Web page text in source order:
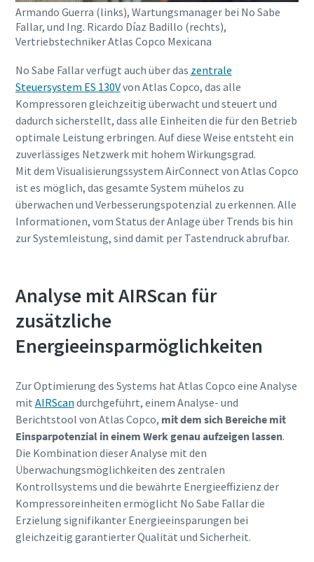
Alles, was Sie über Ihren pneumatischen
Förderprozess wissen müssen
Entdecken Sie, wie Sie einen effizienteren pneumatischen
Förderprozess schaffen können.
Erfahren Sie mehr
Armando Guerra (links), Wartungsmanager bei No Sabe
Fallar, und Ing. Ricardo Díaz Badillo (rechts),
Vertriebstechniker Atlas Copco Mexicana
No Sabe Fallar verfügt auch über das zentrale
Steuersystem ES 130Vvon Atlas Copco, das alle
Kompressoren gleichzeitig überwacht und steuert und
dadurch sicherstellt, dass alle Einheiten die für den Betrieb
optimale Leistung erbringen. Auf diese Weise entsteht ein
zuverlässiges Netzwerk mit hohem Wirkungsgrad.
Mit dem Visualisierungssystem AirConnect von Atlas Copco
ist es möglich, das gesamte System mühelos zu
überwachen und Verbesserungspotenzial zu erkennen. Alle
Informationen, vom Status der Anlage über Trends bis hin
zur Systemleistung, sind damit per Tastendruck abrufbar.
Analyse mit AIRScan für
zusätzliche
Energieeinsparmöglichkeiten
Zur Optimierung des Systems hat Atlas Copco eine Analyse
mit AIRScan durchgeführt, einem Analyse- und
Berichtstool von Atlas Copco, mit dem sich Bereiche mit
Einsparpotenzial in einem Werk genau aufzeigen lassen.
Die Kombination dieser Analyse mit den
Überwachungsmöglichkeiten des zentralen
Kontrollsystems und die bewährte Energieeffizienz der
Kompressoreinheiten ermöglicht No Sabe Fallar die
Erzielung signifikanter Energieeinsparungen bei
gleichzeitig garantierter Qualität und Sicherheit.
Ich erkläre mich hiermit
ausdrücklich damit
einverstanden, dass Atlas
Marketinginformationen
über seine Produkte
zusendet, mich auf
freiwilliger Basis zur
Teilnahme an Online-
Umfragen einlädt oder seine
Vertriebsmitarbeiter direkt
auf mich zukommen lässt.
Mir ist bekannt, dass ich
meine Zustimmung
gegenüber Atlas Copco
jederzeit widerrufen kann.
Anti-Roboter-Verifizierung
FriendlyCaptcha ⇗